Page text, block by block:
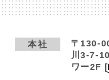
本社 〒130-
川3-7-
ワー2F [